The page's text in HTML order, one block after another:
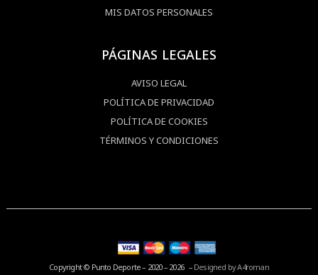
MIS DATOS PERSONALES
PÁGINAS LEGALES
AVISO LEGAL
POLÍTICA DE PRIVACIDAD
POLÍTICA DE COOKIES
TÉRMINOS Y CONDICIONES
Copyright © Punto Deporte – 2020 – 2026 – Designed by A4roman